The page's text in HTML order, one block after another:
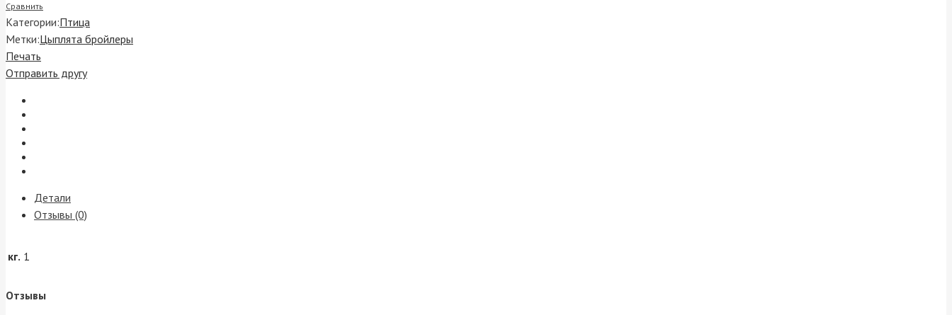
Сравнить
Категории:Птица
Метки:Цыплята бройлеры
Печать
Отправить другу
Детали
Отзывы (0)
кг. 1
Отзывы